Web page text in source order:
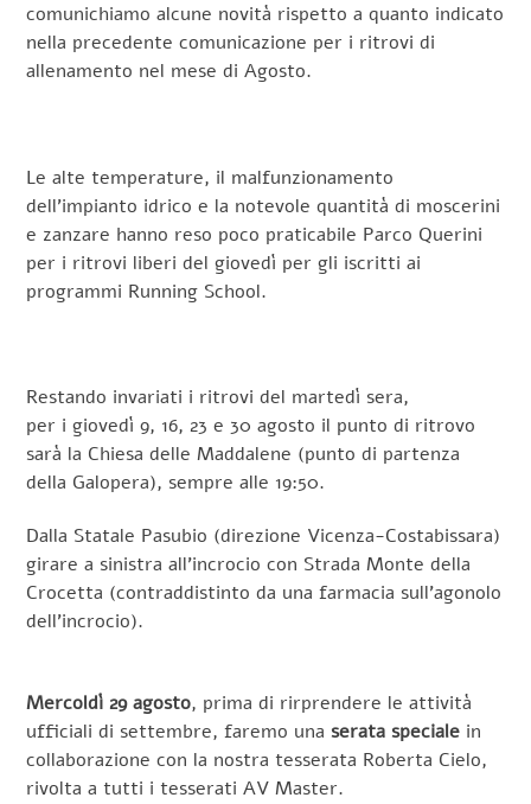
comunichiamo alcune novità rispetto a quanto indicato
nella precedente comunicazione per i ritrovi di
allenamento nel mese di Agosto.
Le alte temperature, il malfunzionamento
dell’impianto idrico e la notevole quantità di moscerini
e zanzare hanno reso poco praticabile Parco Querini
per i ritrovi liberi del giovedì per gli iscritti ai
programmi Running School.
Restando invariati i ritrovi del martedì sera,
per i giovedì 9, 16, 23 e 30 agosto il punto di ritrovo
sarà la Chiesa delle Maddalene (punto di partenza
della Galopera), sempre alle 19:50.
Dalla Statale Pasubio (direzione Vicenza-Costabissara)
girare a sinistra all’incrocio con Strada Monte della
Crocetta (contraddistinto da una farmacia sull’agonolo
dell’incrocio).
Mercoldì 29 agosto, prima di rirprendere le attività
ufficiali di settembre, faremo una serata speciale in
collaborazione con la nostra tesserata Roberta Cielo,
rivolta a tutti i tesserati AV Master.